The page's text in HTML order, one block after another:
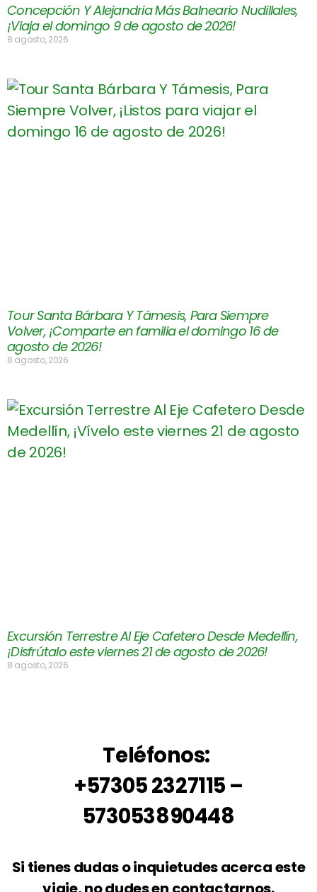
Concepción Y Alejandria Más Balneario Nudillales,
¡Viaja el domingo 9 de agosto de 2026!
8 agosto, 2026
Tour Santa Bárbara Y Támesis, Para Siempre
Volver, ¡Comparte en familia el domingo 16 de
agosto de 2026!
8 agosto, 2026
Excursión Terrestre Al Eje Cafetero Desde Medellín,
¡Disfrútalo este viernes 21 de agosto de 2026!
8 agosto, 2026
Teléfonos:
+57305 2327115 –
573053890448
Si tienes dudas o inquietudes acerca este